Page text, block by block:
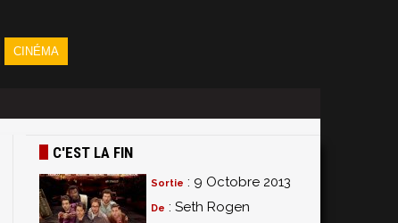
CINÉMA
C'EST LA FIN
Sortie : 9 Octobre 2013
De : Seth Rogen